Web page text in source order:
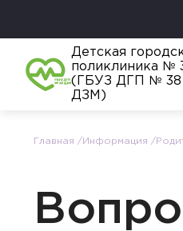
Детская
поликлиника №
(ГБУЗ ДГП № 38
ДЗМ)
Главная Информация